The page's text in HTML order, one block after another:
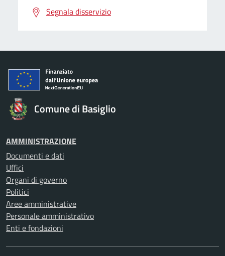
Segnala disservizio
Comune di Basiglio
AMMINISTRAZIONE
Documenti e dati
Uffici
Organi di governo
Politici
Aree amministrative
Personale amministrativo
Enti e fondazioni